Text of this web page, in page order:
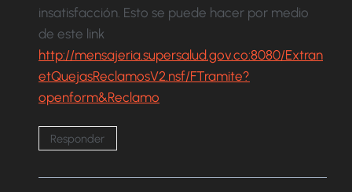
insatisfacción. Esto se puede hacer por medio
de este link
http://mensajeria.supersalud.gov.co:8080/Extran
etQuejasReclamosV2.nsf/FTramite?
openform&Reclamo
Responder